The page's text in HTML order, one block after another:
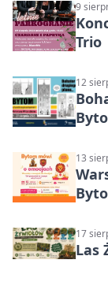
9
Trio
12
13
17
Las